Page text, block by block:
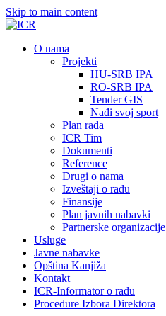
Skip to main content
О nama
Projekti
HU-SRB IPA
RO-SRB IPA
Tender GIS
Nađi svoj sport
Plan rada
ICR Tim
Dokumenti
Reference
Drugi o nama
Izveštaji o radu
Finansije
Plan javnih nabavki
Partnerske organizacije
Usluge
Javne nabavke
Opština Kanjiža
Kontakt
ICR-Informator o radu
Procedure Izbora Direktora